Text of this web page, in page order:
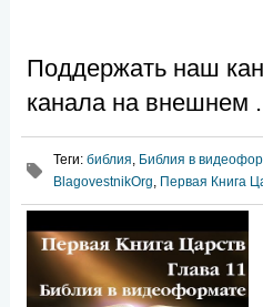
Поддержать наш
канала на внешнем
Теги: библия Библия в
BlagovestnikOrg Первая Книга